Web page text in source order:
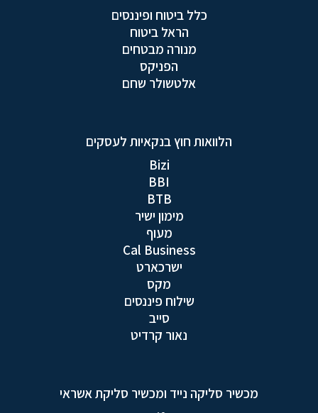
כלל ביטוח ופיננסים
הראל ביטוח
מנורה מבטחים
הפניקס
אלטשולר שחם
הלוואות חוץ בנקאיות לעסקים
Bizi
BBI
BTB
מימון ישיר
מעוף
Cal Business
ישרכארט
מקס
שילוח פיננסים
סייב
נאור קרדיט
מכשיר סליקה נייד ומכשיר סליקת אשראי